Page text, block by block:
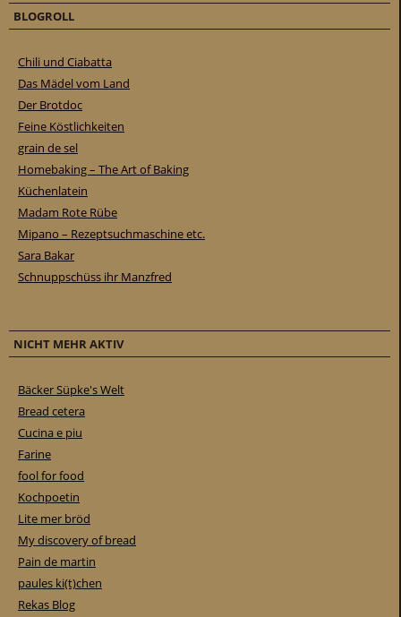
BLOGROLL
Chili und Ciabatta
Das Mädel vom Land
Der Brotdoc
Feine Köstlichkeiten
grain de sel
Homebaking – The Art of Baking
Küchenlatein
Madam Rote Rübe
Mipano – Rezeptsuchmaschine etc.
Sara Bakar
Schnuppschüss ihr Manzfred
NICHT MEHR AKTIV
Bäcker Süpke's Welt
Bread cetera
Cucina e piu
Farine
fool for food
Kochpoetin
Lite mer bröd
My discovery of bread
Pain de martin
paules ki(t)chen
Rekas Blog